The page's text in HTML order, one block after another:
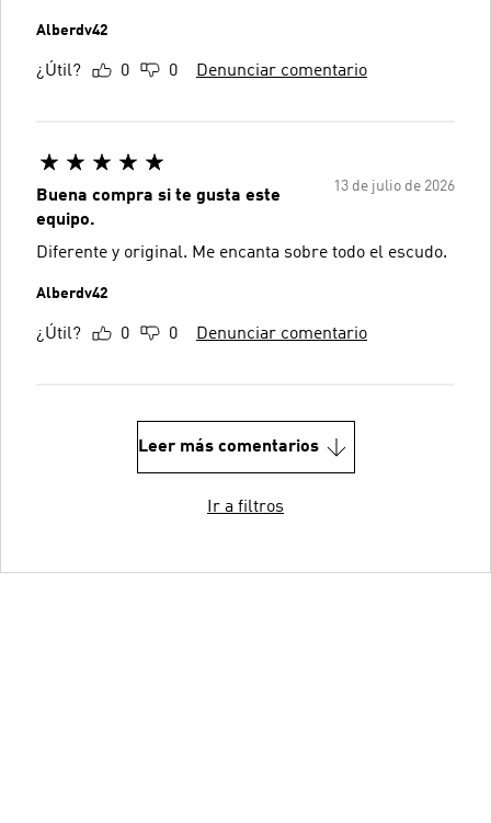
Alberdv42
¿Útil? 0 0 Denunciar comentario
13 de julio de 2026
Buena compra si te gusta este
equipo.
Diferente y original. Me encanta sobre todo el escudo.
Alberdv42
¿Útil? 0 0 Denunciar comentario
Leer más comentarios
Ir a filtros